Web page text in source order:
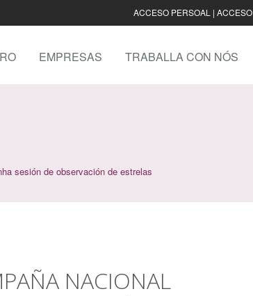
ACCESO PERSOAL |
EMPRESAS TRABALLA CON NÓS
sesión de observación de estrelas
NACIONAL